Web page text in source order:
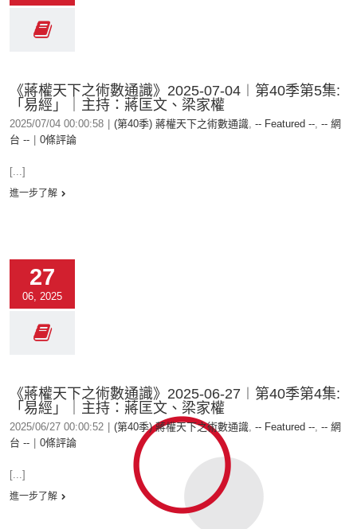
《蔣權天下之術數通識》2025-07-04︱第40季第5集:
「易經」｜主持：蔣匡文、梁家權
2025/07/04 00:00:58 (第40季) 蔣權天下之術數通識, -- Featured --, -- 網
台 --
0條評論
[...]
進一步了解
27
06, 2025
《蔣權天下之術數通識》2025-06-27︱第40季第4集:
「易經」｜主持：蔣匡文、梁家權
2025/06/27 00:00:52 (第40季) 蔣權天下之術數通識, -- Featured --, -- 網
台 --
0條評論
[...]
進一步了解